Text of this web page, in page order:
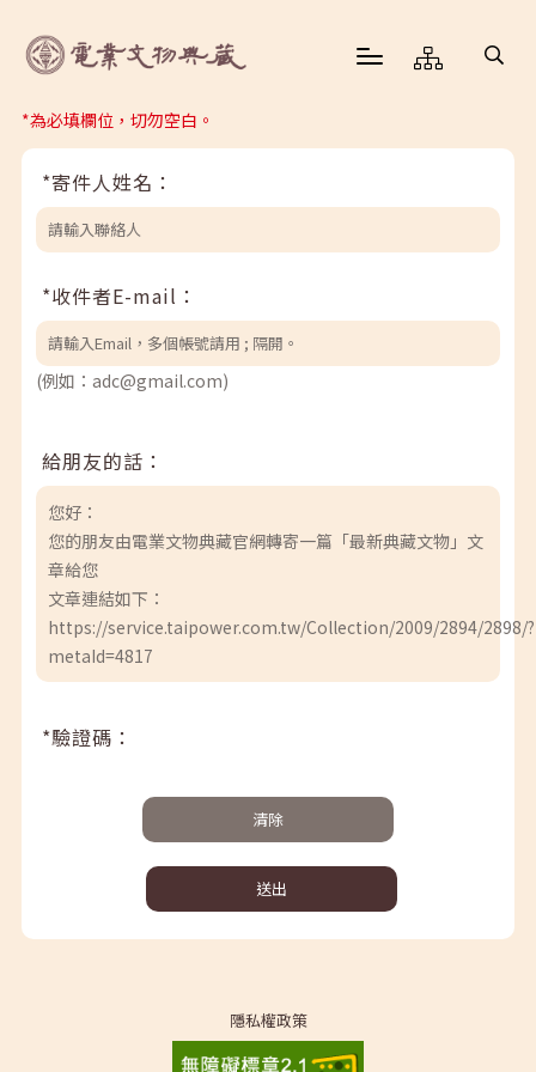
*為必填欄位，切勿空白。
*寄件人姓名：
*收件者E-mail：
(例如：adc@gmail.com)
給朋友的話：
您好：
您的朋友由電業文物典藏官網轉寄一篇「最新典藏文物」文
章給您
文章連結如下：
https://service.taipower.com.tw/Collection/2009/2894/2898/?
metaId=4817
*驗證碼：
清除
送出
隱私權政策